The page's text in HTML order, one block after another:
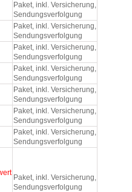
Paket, inkl. Versicherung,
Sendungsverfolgung
Paket, inkl. Versicherung,
Sendungsverfolgung
Paket, inkl. Versicherung,
Sendungsverfolgung
Paket, inkl. Versicherung,
Sendungsverfolgung
Paket, inkl. Versicherung,
Sendungsverfolgung
Paket, inkl. Versicherung,
Sendungsverfolgung
Paket, inkl. Versicherung,
Sendungsverfolgung
Paket, inkl. Versicherung,
Sendungsverfolgung